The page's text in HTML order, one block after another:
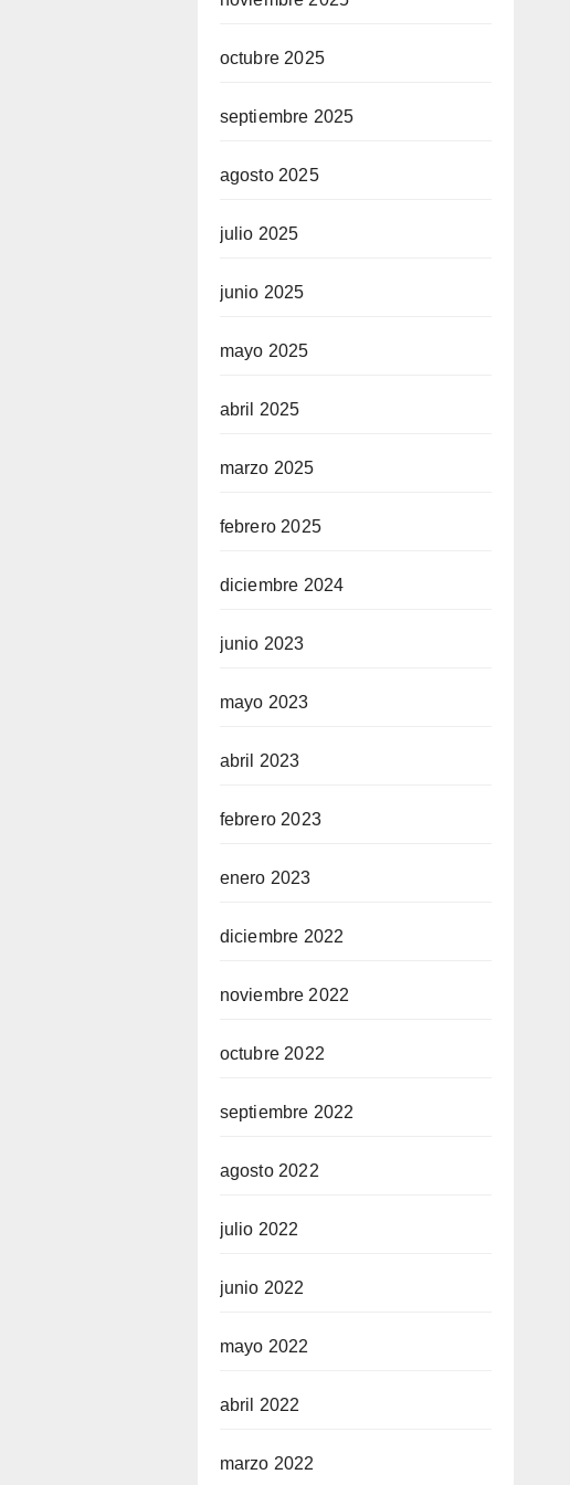
octubre 2025
septiembre 2025
agosto 2025
julio 2025
junio 2025
mayo 2025
abril 2025
marzo 2025
febrero 2025
diciembre 2024
junio 2023
mayo 2023
abril 2023
febrero 2023
enero 2023
diciembre 2022
noviembre 2022
octubre 2022
septiembre 2022
agosto 2022
julio 2022
junio 2022
mayo 2022
abril 2022
marzo 2022